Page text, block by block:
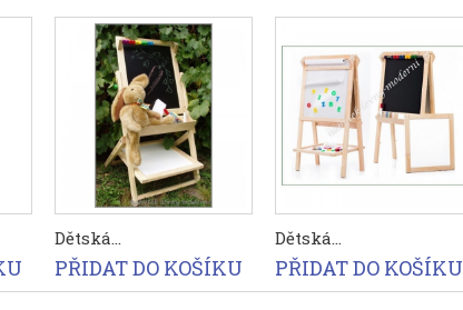
Dětská...
PŘIDAT DO KOŠÍKU
Dětská...
PŘIDAT DO KOŠÍKU